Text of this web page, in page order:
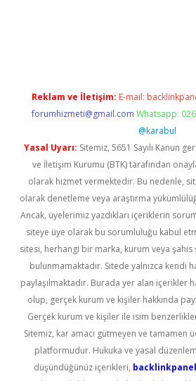
Reklam ve İletişim: E-mail:
forumhizmeti@gmail.com Whatsapp:
@karabul
Yasal Uyarı: Sitemiz, 5651 Sayılı Kanun
ve İletişim Kurumu (BTK) tarafından
olarak hizmet vermektedir. Bu nedenle,
olarak denetleme veya araştırma
Ancak, üyelerimiz yazdıkları içeriklerin
siteye üye olarak bu sorumluluğu kabul
sitesi, herhangi bir marka, kurum veya şahıs
bulunmamaktadır. Sitede yalnızca kendi
paylaşılmaktadır. Burada yer alan içerikler
olup, gerçek kurum ve kişiler hakkında
Gerçek kurum ve kişiler ile isim
Sitemiz, kar amacı gütmeyen ve tamamen
platformudur. Hukuka ve yasal
düşündüğünüz içerikleri,